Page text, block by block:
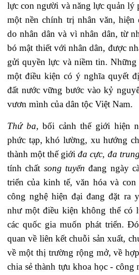
lực con người và năng lực quản lý
một nền chính trị nhân văn, hiện
do nhân dân và vì nhân dân, từ
bó mật thiết với nhân dân, được
gửi quyền lực và niềm tin.
một điều kiện có ý nghĩa quyết
đất nước vững bước vào kỷ
vươn mình của dân tộc Việt Nam.
Thứ ba, bối cảnh thế giới hiện
phức tạp, khó lường, xu hướng
thành một thế giớiđa cực, đa
tính chất song tuyến đang ngày
triển của kinh tế, văn hóa và
công nghệ hiện đại đang đặt ra
như một điều kiện không thể có
các quốc gia muốn phát triển.
quan về liên kết chuỗi sản xuất,
về một thị trường rộng mở, về
chia sẻ thành tựu khoa học - công